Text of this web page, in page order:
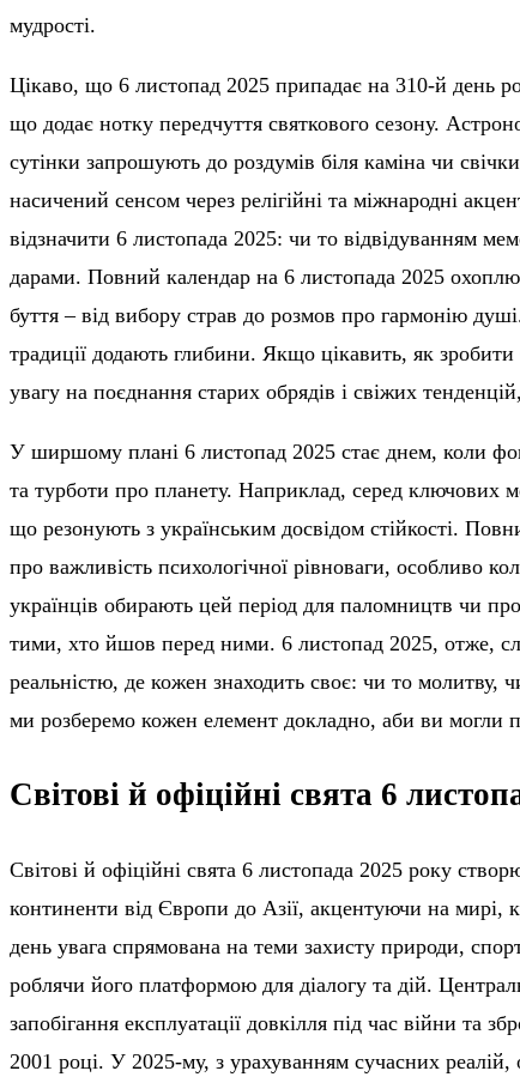
мудрості.
Цікаво, що 6 листопад 2025 припадає на 310-й день
що додає нотку передчуття святкового сезону.
сутінки запрошують до роздумів біля каміна чи
насичений сенсом через релігійні та міжнародні
відзначити 6 листопада 2025: чи то відвідуванням
дарами. Повний календар на 6 листопада 2025
буття – від вибору страв до розмов про гармонію
традиції додають глибини. Якщо цікавить, як
увагу на поєднання старих обрядів і свіжих
У ширшому плані 6 листопад 2025 стає днем, коли
та турботи про планету. Наприклад, серед ключових
що резонують з українським досвідом стійкості.
про важливість психологічної рівноваги, особливо
українців обирають цей період для паломництв чи
тими, хто йшов перед ними. 6 листопад 2025, отже,
реальністю, де кожен знаходить своє: чи то молитву,
ми розберемо кожен елемент докладно, аби ви могли
Світові й офіційні свята 6
Світові й офіційні свята 6 листопада 2025 року
континенти від Європи до Азії, акцентуючи на мирі,
день увага спрямована на теми захисту природи,
роблячи його платформою для діалогу та дій.
запобігання експлуатації довкілля під час війни
2001 році. У 2025-му, з урахуванням сучасних реалій,